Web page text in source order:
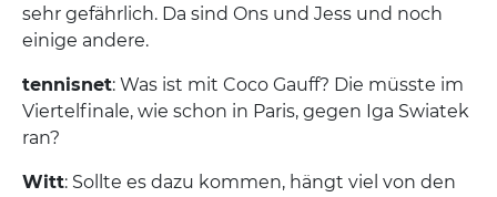
sehr gefährlich. Da sind Ons und Jess und noch
einige andere.
tennisnet: Was ist mit Coco Gauff? Die müsste im
Viertelfinale, wie schon in Paris, gegen Iga Swiatek
ran?
Witt: Sollte es dazu kommen, hängt viel von den